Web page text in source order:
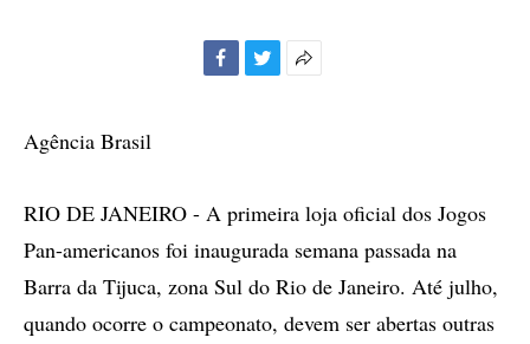
Agência Brasil
RIO DE JANEIRO - A primeira loja oficial dos Jogos
Pan-americanos foi inaugurada semana passada na
Barra da Tijuca, zona Sul do Rio de Janeiro. Até julho,
quando ocorre o campeonato, devem ser abertas outras